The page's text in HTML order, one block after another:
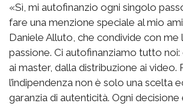
«Sì, mi autofinanzio ogni singolo
fare una menzione speciale al mio
Daniele Alluto, che condivide con me
passione. Ci autofinanziamo tutto
ai master, dalla distribuzione ai video.
l’indipendenza non è solo una scelta
garanzia di autenticità. Ogni decisione